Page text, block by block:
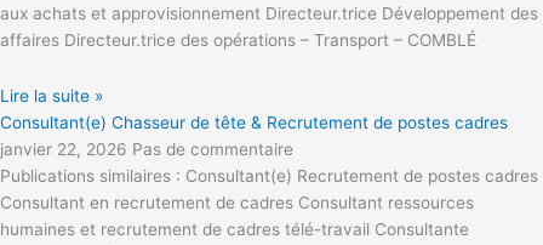
aux achats et approvisionnement Directeur.trice Développement des
affaires Directeur.trice des opérations – Transport – COMBLÉ
Lire la suite »
Consultant(e) Chasseur de tête & Recrutement de postes cadres
janvier 22, 2026 Pas de commentaire
Publications similaires : Consultant(e) Recrutement de postes cadres
Consultant en recrutement de cadres Consultant ressources
humaines et recrutement de cadres télé-travail Consultante